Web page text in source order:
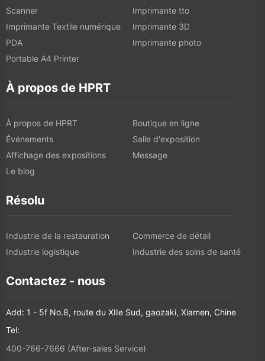
Scanner
Imprimante tto
Imprimante Textile numérique
Imprimante 3D
PDA
Imprimante photo
Portable A4 Printer
À propos de HPRT
À propos de HPRT
Boutique en ligne
Événements
Salle d'exposition
Affichage des expositions
Message
Le blog
Résolu
Industrie de la restauration
Commerce de détail
Industrie logistique
Industrie des soins de santé
Contactez - nous
Add: 1 - 5f No.8, route du XIIe Sud, gaozaki, Xiamen, Chine
Tel:
400-766-7666 (After-sales Service)